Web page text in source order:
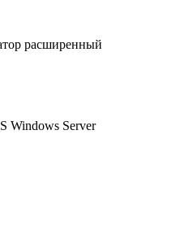
расширенный
Windows Server